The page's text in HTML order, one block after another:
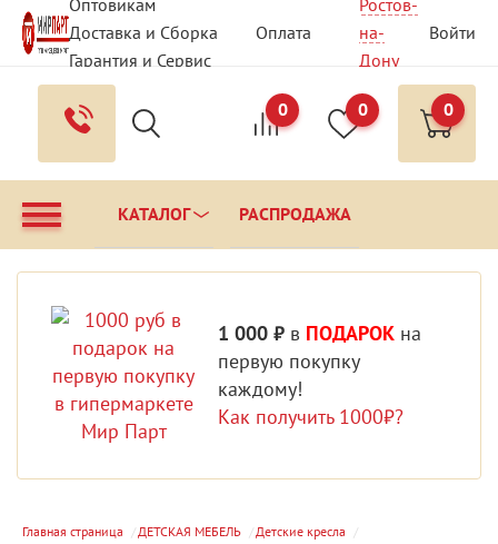
Оптовикам
Доставка и Сборка
Оплата
Гарантия и Сервис
Вопрос - Ответ
Контакты
Ростов-
на-
Дону
Войти
0 0 0
КАТАЛОГ РАСПРОДАЖА
1 000 ₽ в ПОДАРОК на
первую покупку
каждому!
Как получить 1000₽?
Главная страница ДЕТСКАЯ МЕБЕЛЬ
Детские кресла